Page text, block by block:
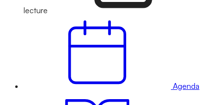
lecture
Agenda